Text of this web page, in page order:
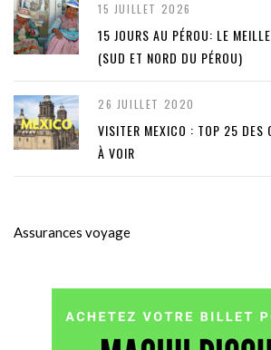
15 JUILLET 2026
15 JOURS AU PÉROU: LE
(SUD ET NORD DU PÉROU)
26 JUILLET 2020
VISITER MEXICO : TOP 25 DES
À VOIR
Assurances voyage